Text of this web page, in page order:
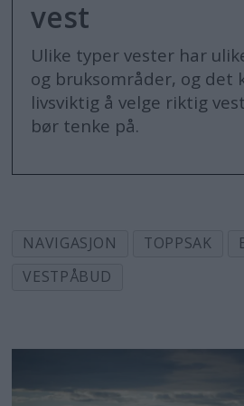
være CE-merket. En
regner ikke som
for å oppfylle
Når gjelder påbudet?
som følge av en aktiv
båtføreren (f.eks. ved
Når man er
befinne seg utendørs
vest
Ulike typer vester har
og bruksområder, og det
livsviktig å velge riktig
bør tenke på.
NAVIGASJON TOPPSAK
VESTPÅBUD